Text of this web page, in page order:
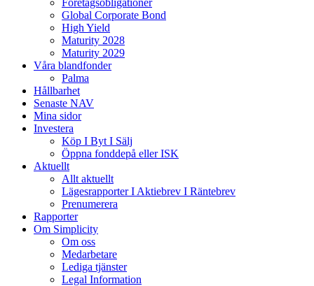
Företagsobligationer
Global Corporate Bond
High Yield
Maturity 2028
Maturity 2029
Våra blandfonder
Palma
Hållbarhet
Senaste NAV
Mina sidor
Investera
Köp I Byt I Sälj
Öppna fonddepå eller ISK
Aktuellt
Allt aktuellt
Lägesrapporter I Aktiebrev I Räntebrev
Prenumerera
Rapporter
Om Simplicity
Om oss
Medarbetare
Lediga tjänster
Legal Information